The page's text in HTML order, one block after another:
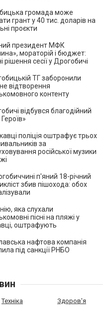
громада може
грант у 40 тис. доларів на
проєкти
президент МФК
мораторій і бюджет:
рішення сесії у Дрогобичі
ТГ заборонили
відтворення
контенту
відбувся благодійний
поліція оштрафує трьох
за
російської музики
п'яний 18-річний
збив пішохода: обох
яка слухали
пісні на пляжі у
оштрафують
нафтова компанія
під санкції РНБО
Техніка Здоров'я